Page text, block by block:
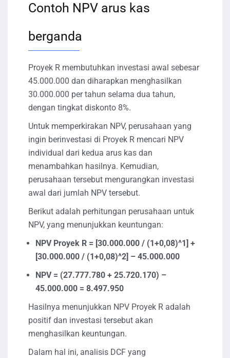
Contoh NPV arus kas
berganda
Proyek R membutuhkan investasi awal sebesar
45.000.000 dan diharapkan menghasilkan
30.000.000 per tahun selama dua tahun,
dengan tingkat diskonto 8%.
Untuk memperkirakan NPV, perusahaan yang
ingin berinvestasi di Proyek R mencari NPV
individual dari kedua arus kas dan
menambahkan hasilnya. Kemudian,
perusahaan tersebut mengurangkan investasi
awal dari jumlah NPV tersebut.
Berikut adalah perhitungan perusahaan untuk
NPV, yang menunjukkan keuntungan:
NPV Proyek R = [30.000.000 / (1+0,08)^1] +
[30.000.000 / (1+0,08)^2] – 45.000.000
NPV = (27.777.780 + 25.720.170) –
45.000.000 = 8.497.950
Hasilnya menunjukkan NPV Proyek R adalah
positif dan investasi tersebut akan
menghasilkan keuntungan.
Dalam hal ini, analisis DCF yang